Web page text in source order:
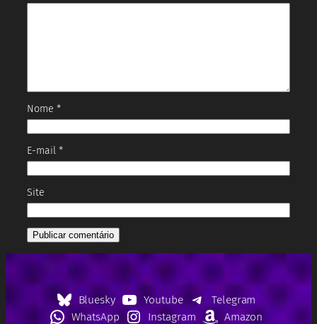
Nome *
E-mail *
Site
Bluesky Youtube
Telegram
WhatsApp
Instagram Amazon